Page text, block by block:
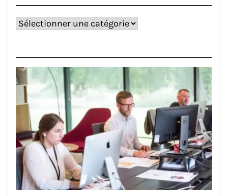
Catégories